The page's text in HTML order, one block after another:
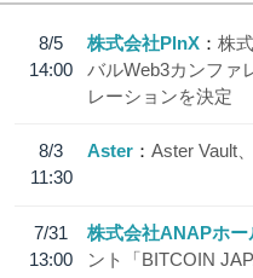
8/5
14:00
株式会社PlnX
株
バルWeb3カンファ
レーションを決定
8/3
11:30
Aster Aster Vault
7/31
13:00
株式会社ANAPホー
ント「BITCOIN